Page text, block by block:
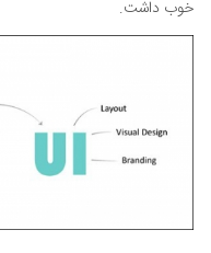
خوب داشت.